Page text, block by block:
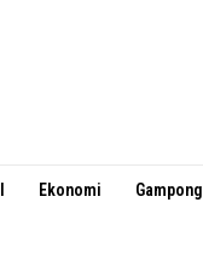
Ekonomi Gampong